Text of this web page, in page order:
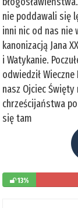
nie poddawali się
inni nic od nas nie
kanonizacją Jana
i Watykanie.
odwiedził
nasz Ojciec
chrześcijaństwa
się tam
13%